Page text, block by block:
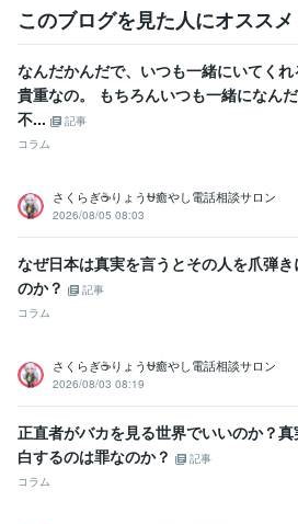
秘書技能検定3級 取得年 : 1993年
オンラインレッスン・習い事 全米ヨガア
健康・美容
オンラインレッスン・習い事 ダイエット
このブログを見た人にオススメ
なんだかんだで、いつも一緒にいてく
貴重なの。 もちろんいつも一緒になんだ
不...
記事
コラム
さくらぎ☕りょう⛎癒やし電話相談サロン
2026/08/05 08:03
なぜ日本は真実を言うとその人を爪弾き
のか？
記事
コラム
さくらぎ☕りょう⛎癒やし電話相談サロン
2026/08/03 08:19
正直者がバカを見る世界でいいのか？
白するのは罪なのか？
記事
コラム